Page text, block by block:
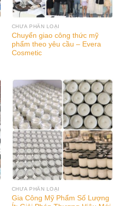
CHƯA PHÂN LOẠI
Chuyển giao công thức mỹ
phẩm theo yêu cầu – Evera
Cosmetic
CHƯA PHÂN LOẠI
Gia Công Mỹ Phẩm Số Lượng